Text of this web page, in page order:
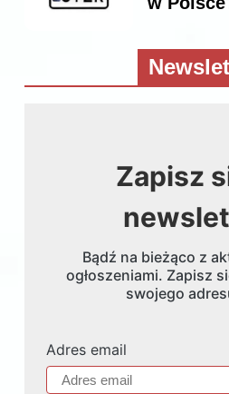
Zapisz
Bądź na bieżąco z
ogłoszeniami. Zapisz
swojego
Adres email